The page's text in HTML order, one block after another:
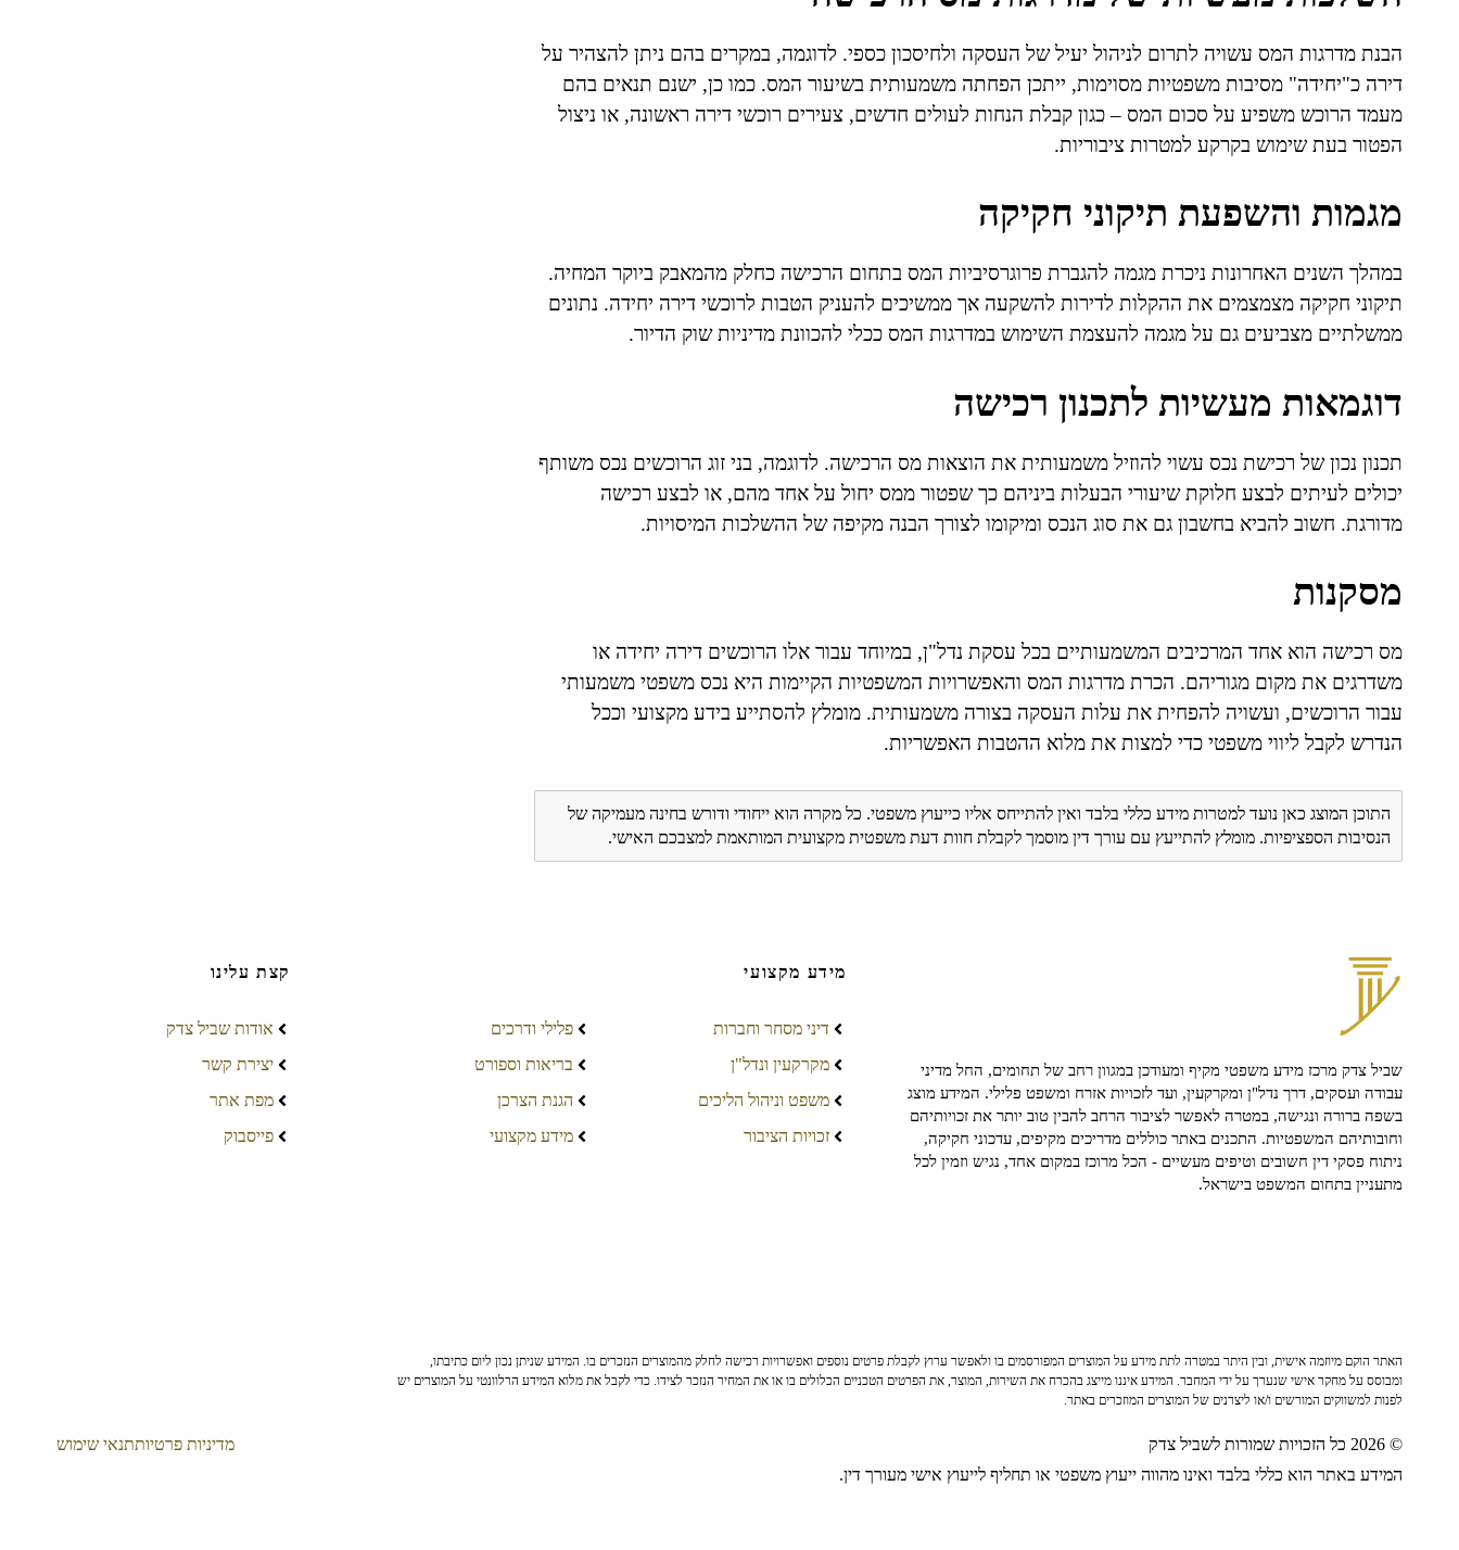
הבנת מדרגות המס עשויה לתרום לניהול יעיל של העסקה ולחיסכון כספי. לדוגמה, במקרים בהם ניתן להצהיר על
דירה כ"יחידה" מסיבות משפטיות מסוימות, ייתכן הפחתה משמעותית בשיעור המס. כמו כן, ישנם תנאים בהם
מעמד הרוכש משפיע על סכום המס – כגון קבלת הנחות לעולים חדשים, צעירים רוכשי דירה ראשונה, או ניצול
הפטור בעת שימוש בקרקע למטרות ציבוריות.
מגמות והשפעת תיקוני חקיקה
במהלך השנים האחרונות ניכרת מגמה להגברת פרוגרסיביות המס בתחום הרכישה כחלק מהמאבק ביוקר המחיה.
תיקוני חקיקה מצמצמים את ההקלות לדירות להשקעה אך ממשיכים להעניק הטבות לרוכשי דירה יחידה. נתונים
ממשלתיים מצביעים גם על מגמה להעצמת השימוש במדרגות המס ככלי להכוונת מדיניות שוק הדיור.
דוגמאות מעשיות לתכנון רכישה
תכנון נכון של רכישת נכס עשוי להוזיל משמעותית את הוצאות מס הרכישה. לדוגמה, בני זוג הרוכשים נכס משותף
יכולים לעיתים לבצע חלוקת שיעורי הבעלות ביניהם כך שפטור ממס יחול על אחד מהם, או לבצע רכישה
מדורגת. חשוב להביא בחשבון גם את סוג הנכס ומיקומו לצורך הבנה מקיפה של ההשלכות המיסויות.
מסקנות
מס רכישה הוא אחד המרכיבים המשמעותיים בכל עסקת נדל"ן, במיוחד עבור אלו הרוכשים דירה יחידה או
משדרגים את מקום מגוריהם. הכרת מדרגות המס והאפשרויות המשפטיות הקיימות היא נכס משפטי משמעותי
עבור הרוכשים, ועשויה להפחית את עלות העסקה בצורה משמעותית. מומלץ להסתייע בידע מקצועי וככל
הנדרש לקבל ליווי משפטי כדי למצות את מלוא ההטבות האפשריות.
התוכן המוצג כאן נועד למטרות מידע כללי בלבד ואין להתייחס אליו כייעוץ משפטי. כל מקרה הוא ייחודי ודורש בחינה מעמיקה של
הנסיבות הספציפיות. מומלץ להתייעץ עם עורך דין מוסמך לקבלת חוות דעת משפטית מקצועית המותאמת למצבכם האישי.
שביל צדק מרכז מידע משפטי מקיף ומעודכן במגוון רחב של תחומים, החל מדיני
עבודה ועסקים, דרך נדל"ן ומקרקעין, ועד לזכויות אזרח ומשפט פלילי. המידע מוצג
בשפה ברורה ונגישה, במטרה לאפשר לציבור הרחב להבין טוב יותר את זכויותיהם
וחובותיהם המשפטיות. התכנים באתר כוללים מדריכים מקיפים, עדכוני חקיקה,
ניתוח פסקי דין חשובים וטיפים מעשיים - הכל מרוכז במקום אחד, נגיש וזמין לכל
מתעניין בתחום המשפט בישראל.
מידע מקצועי
דיני מסחר וחברות
מקרקעין ונדל"ן
משפט וניהול הליכים
זכויות הציבור
פלילי ודרכים
בריאות וספורט
הגנת הצרכן
מידע מקצועי
קצת עלינו
אודות שביל צדק
יצירת קשר
מפת אתר
פייסבוק
האתר הוקם מיוזמה אישית, ובין היתר במטרה לתת מידע על המוצרים המפורסמים בו ולאפשר ערוץ לקבלת פרטים נוספים ואפשרויות רכישה לחלק מהמוצרים הנזכרים בו. המידע שניתן נכון ליום כתיבתו,
ומבוסס על מחקר אישי שנערך על ידי המחבר. המידע איננו מייצג בהכרח את השירות, המוצר, את הפרטים הטכניים הכלולים בו או את המחיר הנזכר לצידו. כדי לקבל את מלוא המידע הרלוונטי על המוצרים יש
לפנות למשווקים המורשים ו/או ליצרנים של המוצרים המוזכרים באתר.
© 2026 כל הזכויות שמורות לשביל צדק
המידע באתר הוא כללי בלבד ואינו מהווה ייעוץ משפטי או תחליף לייעוץ אישי מעורך דין.
מדיניות פרטיותתנאי שימוש